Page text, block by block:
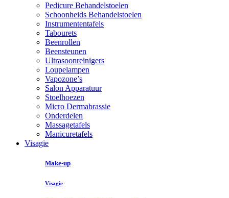
Pedicure Behandelstoelen
Schoonheids Behandelstoelen
Instrumententafels
Tabourets
Beenrollen
Beensteunen
Ultrasoonreinigers
Loupelampen
Vapozone’s
Salon Apparatuur
Stoelhoezen
Micro Dermabrassie
Onderdelen
Massagetafels
Manicuretafels
Visagie
Make-up
Visagie